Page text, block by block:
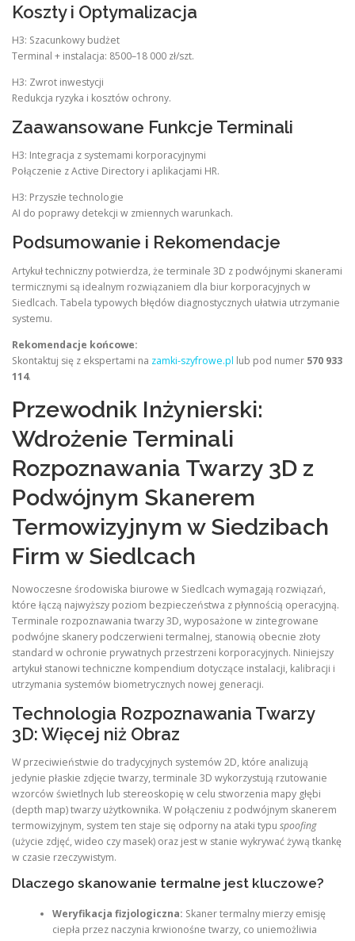
Koszty i Optymalizacja
H3: Szacunkowy budżet
Terminal + instalacja: 8500–18 000 zł/szt.
H3: Zwrot inwestycji
Redukcja ryzyka i kosztów ochrony.
Zaawansowane Funkcje Terminali
H3: Integracja z systemami korporacyjnymi
Połączenie z Active Directory i aplikacjami HR.
H3: Przyszłe technologie
AI do poprawy detekcji w zmiennych warunkach.
Podsumowanie i Rekomendacje
Artykuł techniczny potwierdza, że terminale 3D z podwójnymi skanerami
termicznymi są idealnym rozwiązaniem dla biur korporacyjnych w
Siedlcach. Tabela typowych błędów diagnostycznych ułatwia utrzymanie
systemu.
Rekomendacje końcowe:
Skontaktuj się z ekspertami na zamki-szyfrowe.pl lub pod numer 570 933
114.
Przewodnik Inżynierski:
Wdrożenie Terminali
Rozpoznawania Twarzy 3D z
Podwójnym Skanerem
Termowizyjnym w Siedzibach
Firm w Siedlcach
Nowoczesne środowiska biurowe w Siedlcach wymagają rozwiązań,
które łączą najwyższy poziom bezpieczeństwa z płynnością operacyjną.
Terminale rozpoznawania twarzy 3D, wyposażone w zintegrowane
podwójne skanery podczerwieni termalnej, stanowią obecnie złoty
standard w ochronie prywatnych przestrzeni korporacyjnych. Niniejszy
artykuł stanowi techniczne kompendium dotyczące instalacji, kalibracji i
utrzymania systemów biometrycznych nowej generacji.
Technologia Rozpoznawania Twarzy
3D: Więcej niż Obraz
W przeciwieństwie do tradycyjnych systemów 2D, które analizują
jedynie płaskie zdjęcie twarzy, terminale 3D wykorzystują rzutowanie
wzorców świetlnych lub stereoskopię w celu stworzenia mapy głębi
(depth map) twarzy użytkownika. W połączeniu z podwójnym skanerem
termowizyjnym, system ten staje się odporny na ataki typu spoofing
(użycie zdjęć, wideo czy masek) oraz jest w stanie wykrywać żywą tkankę
w czasie rzeczywistym.
Dlaczego skanowanie termalne jest kluczowe?
Weryfikacja fizjologiczna: Skaner termalny mierzy emisję
ciepła przez naczynia krwionośne twarzy, co uniemożliwia